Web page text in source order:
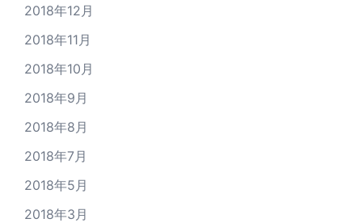
2018年12月
2018年11月
2018年10月
2018年9月
2018年8月
2018年7月
2018年5月
2018年3月